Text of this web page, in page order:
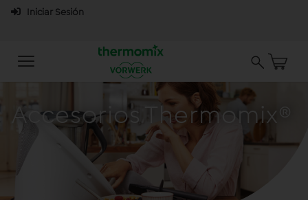
Iniciar Sesión
Accesorios Thermomix®